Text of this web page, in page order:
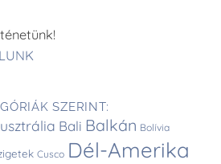
SZERINT:
Bali Balkán Bolívia
Cusco Dél-Amerika